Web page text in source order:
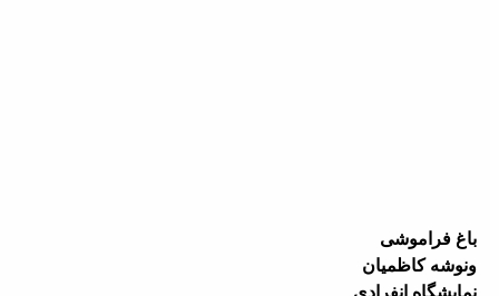
باغ فراموشی
ونوشه کاظمیان
نمایشگاه انفرادی